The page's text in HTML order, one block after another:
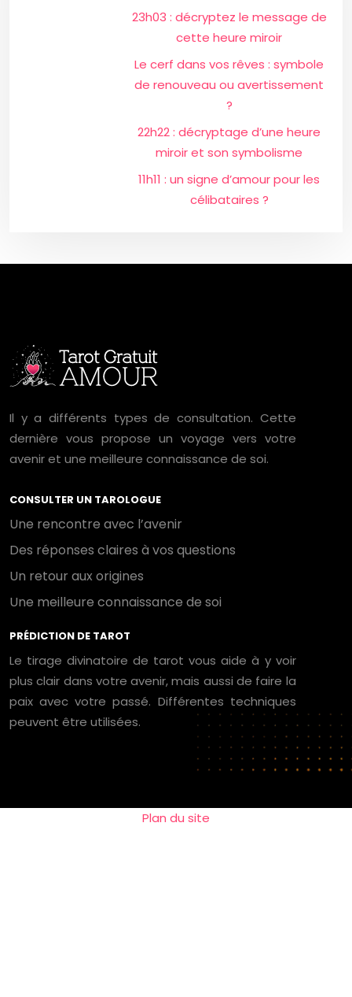
23h03 : décryptez le message de
cette heure miroir
Le cerf dans vos rêves : symbole
de renouveau ou avertissement
?
22h22 : décryptage d’une heure
miroir et son symbolisme
11h11 : un signe d’amour pour les
célibataires ?
Il y a différents types de consultation. Cette
dernière vous propose un voyage vers votre
avenir et une meilleure connaissance de soi.
CONSULTER UN TAROLOGUE
Une rencontre avec l’avenir
Des réponses claires à vos questions
Un retour aux origines
Une meilleure connaissance de soi
PRÉDICTION DE TAROT
Le tirage divinatoire de tarot vous aide à y voir
plus clair dans votre avenir, mais aussi de faire la
paix avec votre passé. Différentes techniques
peuvent être utilisées.
Plan du site